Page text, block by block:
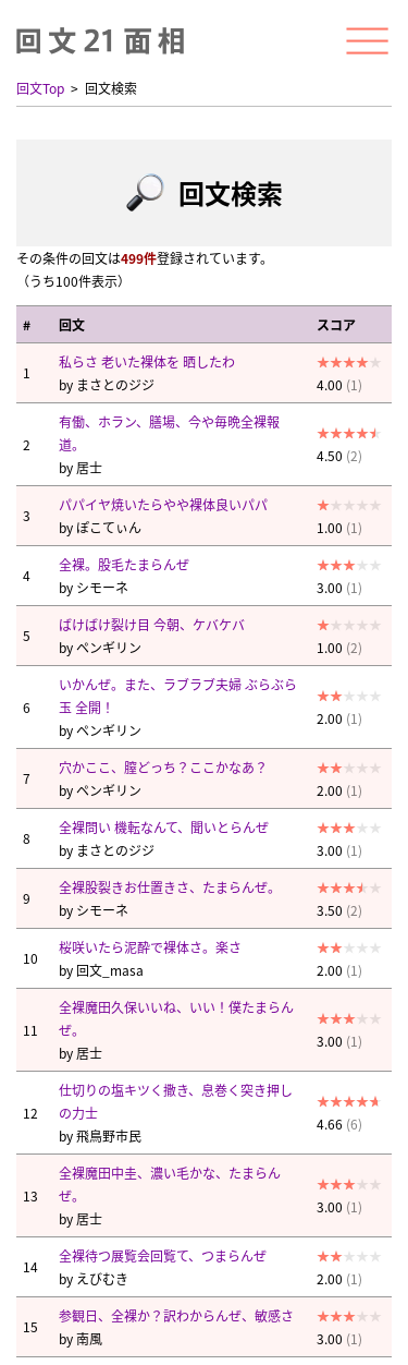
回文Top 回文検索
回文検索
その条件の回文は499件登録されています。
（うち100件表示）
# 回文 スコア
1
私らさ 老いた裸体を 晒したわ
by まさとのジジ 4.00 (1)
2
有働、ホラン、膳場、今や毎晩全裸報
道。
by 居士
4.50 (2)
3
パパイヤ焼いたらやや裸体良いパパ
by ぽこてぃん 1.00 (1)
4
全裸。股毛たまらんぜ
by シモーネ 3.00 (1)
5
ばけばけ裂け目 今朝、ケバケバ
byペンギリン 1.00 (2)
6
いかんぜ。また、ラブラブ夫婦 ぶらぶら
玉 全開！
byペンギリン
2.00 (1)
7
穴かここ、膣どっち？ここかなあ？
byペンギリン 2.00 (1)
8
全裸問い 機転なんて、聞いとらんぜ
by まさとのジジ 3.00 (1)
9
全裸股裂きお仕置きさ、たまらんぜ。
by シモーネ 3.50 (2)
10
桜咲いたら泥酔で裸体さ。楽さ
by 回文_masa 2.00 (1)
11
全裸魔田久保いいね、いい！僕たまらん
ぜ。
by 居士
3.00 (1)
12
仕切りの塩キツく撒き、息巻く突き押し
の力士
by飛鳥野市民
4.66 (6)
13
全裸魔田中圭、濃い毛かな、たまらん
ぜ。
by 居士
3.00 (1)
14
全裸待つ展覧会回覧て、つまらんぜ
by えびむき 2.00 (1)
15
参観日、全裸か？訳わからんぜ、敏感さ
by南風 3.00 (1)